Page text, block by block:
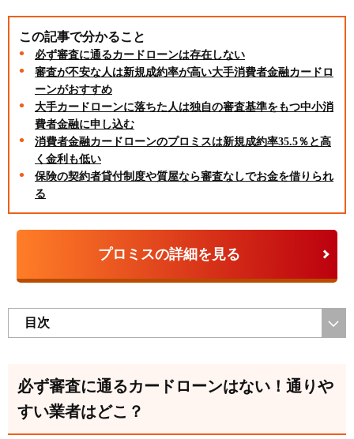
この記事で分かること
必ず審査に通るカードローンは存在しない
審査が不安な人は新規成約率が高い大手消費者金融カードロ
ーンがおすすめ
大手カードローンに落ちた人は独自の審査基準をもつ中小消
費者金融に申し込む
消費者金融カードローンのプロミスは新規成約率35.5％と高
く金利も低い
保険の契約者貸付制度や質屋なら審査なしでお金を借りられ
る
プロミスの詳細を見る
目次
必ず審査に通るカードローンはない！通りや
すい業者はどこ？